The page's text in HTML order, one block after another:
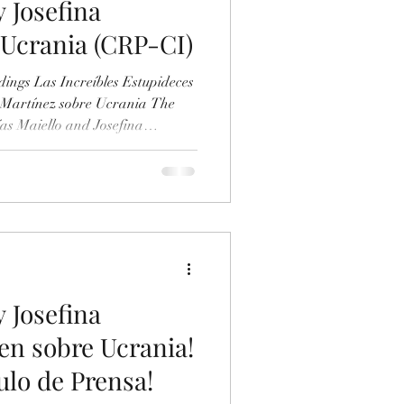
Josefina
(CRP-CI)
Las Increíbles Estupideces
sobre Ucrania The
Maiello and Josefina
120-146) -Texto Las
Maiello y Josefina Martínez
955129591/Las-Mentiras-
Josefina
sobre Ucrania!
de Prensa!